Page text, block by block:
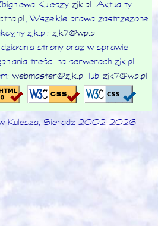
Kuleszy zjk.pl. Aktualny
, Wszelkie prawa zastrzeżone.
zjk.pl: zjk7@wp.pl
strony oraz w sprawie
treści na serwerach zjk.pl -
webmaster@zjk.pl lub zjk7@wp.pl
Kulesza, Sieradz 2002-2026